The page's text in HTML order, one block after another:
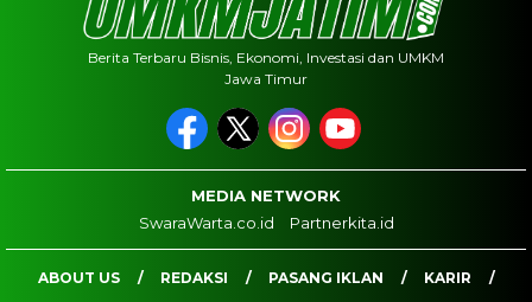
Berita Terbaru Bisnis, Ekonomi, Investasi dan UMKM
Jawa Timur
MEDIA NETWORK
SwaraWarta.co.id
Partnerkita.id
ABOUT US REDAKSI PASANG IKLAN
KARIR